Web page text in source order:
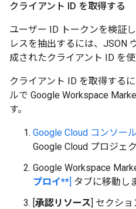
クライアント ID を取得する
ユーザー ID トークンを検証
レスを抽出するには、JSON
成されたクライアント ID を
クライアント ID を取得する
ルで Google Workspace
す。
Google Cloud コンソール
Google Cloud プロジェ
Google Workspace
プロイ**] タブに移動し
[承認リソース] セクショ